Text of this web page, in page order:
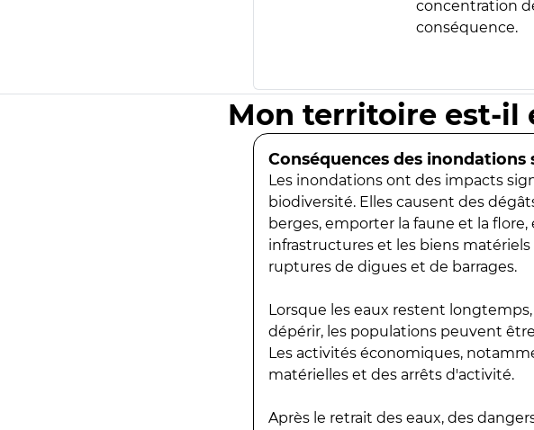
concentration
conséquence.
Mon territoire est-il
Conséquences des inondations
Les inondations ont des impacts
biodiversité. Elles causent des
berges, emporter la faune et la
infrastructures et les biens
ruptures de digues et de barrages.
Lorsque les eaux restent
dépérir, les populations peuvent
Les activités économiques,
matérielles et des arrêts d'activité.
Après le retrait des eaux, des